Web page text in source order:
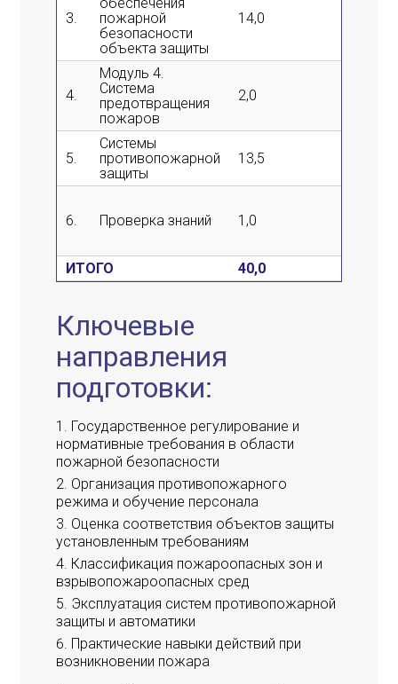
3.
пожарной
безопасности
объекта защиты
14,0
4.
Модуль 4.
Система
предотвращения
пожаров
2,0
5.
Системы
противопожарной
защиты
13,5
6. Проверка знаний 1,0
ИТОГО 40,0
Ключевые
направления
подготовки:
Государственное регулирование и
нормативные требования в области
пожарной безопасности
Организация противопожарного
режима и обучение персонала
Оценка соответствия объектов защиты
установленным требованиям
Классификация пожароопасных зон и
взрывопожароопасных сред
Эксплуатация систем противопожарной
защиты и автоматики
Практические навыки действий при
возникновении пожара